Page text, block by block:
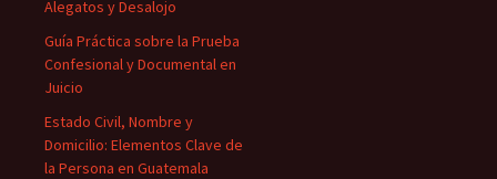
Alegatos y Desalojo
Guía Práctica sobre la Prueba
Confesional y Documental en
Juicio
Estado Civil, Nombre y
Domicilio: Elementos Clave de
la Persona en Guatemala